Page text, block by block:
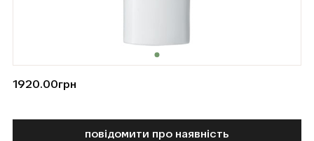
1920.00грн
повідомити про наявність